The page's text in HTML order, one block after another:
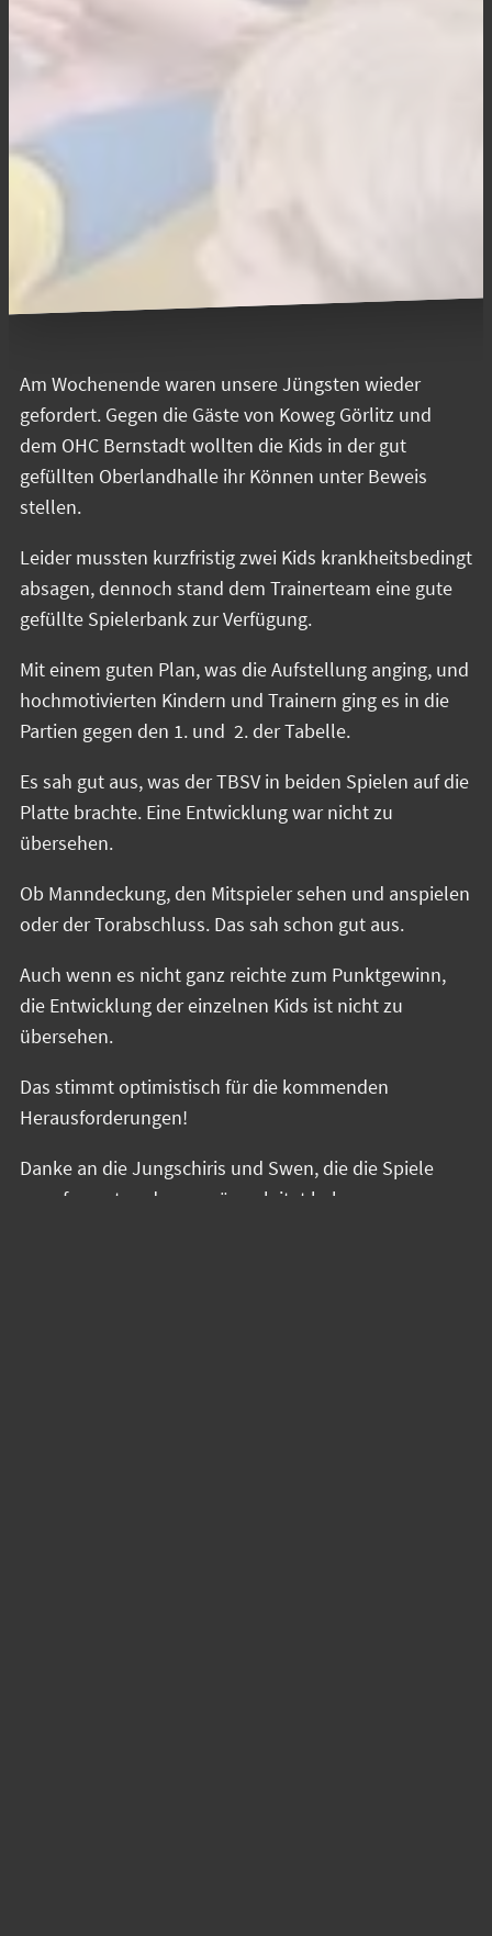
Am Wochenende waren unsere Jüngsten wieder
gefordert. Gegen die Gäste von Koweg Görlitz und
dem OHC Bernstadt wollten die Kids in der gut
gefüllten Oberlandhalle ihr Können unter Beweis
stellen.
Leider mussten kurzfristig zwei Kids krankheitsbedingt
absagen, dennoch stand dem Trainerteam eine gute
gefüllte Spielerbank zur Verfügung.
Mit einem guten Plan, was die Aufstellung anging, und
hochmotivierten Kindern und Trainern ging es in die
Partien gegen den 1. und 2. der Tabelle.
Es sah gut aus, was der TBSV in beiden Spielen auf die
Platte brachte. Eine Entwicklung war nicht zu
übersehen.
Ob Manndeckung, den Mitspieler sehen und anspielen
oder der Torabschluss. Das sah schon gut aus.
Auch wenn es nicht ganz reichte zum Punktgewinn,
die Entwicklung der einzelnen Kids ist nicht zu
übersehen.
Das stimmt optimistisch für die kommenden
Herausforderungen!
Danke an die Jungschiris und Swen, die die Spiele
unaufgeregt und souverän geleitet haben.